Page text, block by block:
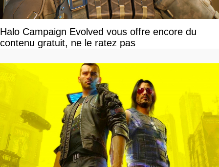
Halo Campaign Evolved vous offre encore du
contenu gratuit, ne le ratez pas